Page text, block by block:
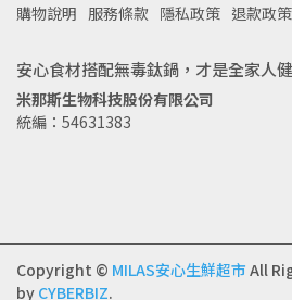
購物說明 服務條款 隱私政策 退款政策
安心食材搭配無毒鈦鍋，才是全家人
米那斯生物科技股份有限公司
統編：54631383
Copyright © MILAS安心生鮮超市 All
by CYBERBIZ.